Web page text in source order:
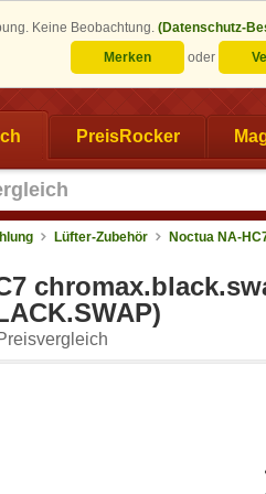
Keine Beobachtung. (Datenschutz-
Merken
oder
PreisRocker
Lüfter-Zubehör
Noctua NA-